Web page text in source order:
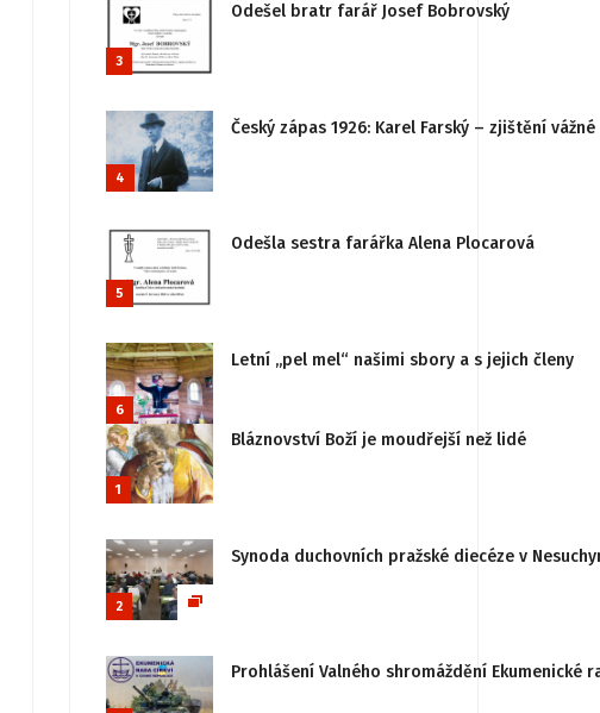
3
Odešel bratr farář Josef Bobrovský
4
Český zápas 1926: Karel Farský – zjištění
5
Odešla sestra farářka Alena Plocarová
6
Letní „pel mel“ našimi sbory a s jejich členy
1
Bláznovství Boží je moudřejší než lidé
2
Synoda duchovních pražské diecéze v
Prohlášení Valného shromáždění